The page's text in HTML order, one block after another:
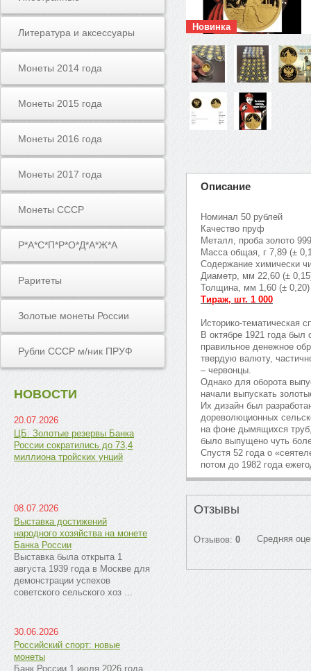
Литература и аксессуары
Монеты 2014 года
Монеты 2015 года
Монеты 2016 года
Монеты 2017 года
Монеты СССР
Р*А*С*П*Р*О*Д*А*Ж*А
Раритеты
Золотые монеты России
Рубли СССР м/ник ПРУФ
НОВОСТИ
20.07.2026
ЦБ: Золотые резервы Банка
России сократились до 73,4
миллиона тройских унций
08.07.2026
Выставка достижений
народного хозяйства на монете
Банка России
Выставка была открыта 1
августа 1939 года в Москве для
демонстрации успехов
советского сельского хоз ...
30.06.2026
Российский спорт: новые
монеты
Банк России 1 июля 2026 года
Новинка
Описание
Номинал 50 рублей
Качество пруф
Металл, проба золото
Масса общая, г 7,89 (±
Содержание химически
Диаметр, мм 22,60 (±
Толщина, мм 1,60 (± 0,20)
Тираж, шт. 1 000
Историко-тематическая
В октябре 1921 года
правильное денежное
твердую валюту,
– червонцы.
Однако для оборота
начали выпускать
Их дизайн был
дореволюционных
на фоне дымящихся
было выпущено чуть
Спустя 52 года о
потом до 1982 года
Отзывы
Отзывов: 0 Средняя